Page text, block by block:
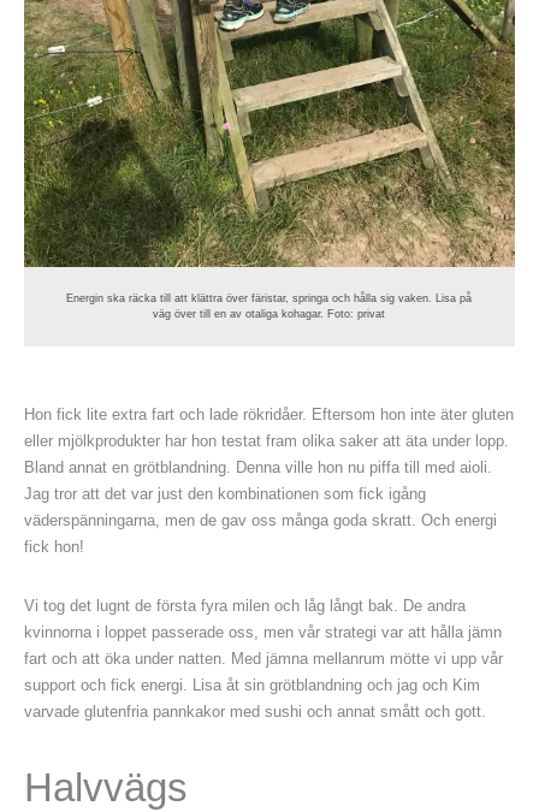
Energin ska räcka till att klättra över färistar, springa och hålla sig vaken. Lisa på
väg över till en av otaliga kohagar. Foto: privat
Hon fick lite extra fart och lade rökridåer. Eftersom hon inte äter gluten
eller mjölkprodukter har hon testat fram olika saker att äta under lopp.
Bland annat en grötblandning. Denna ville hon nu piffa till med aioli.
Jag tror att det var just den kombinationen som fick igång
väderspänningarna, men de gav oss många goda skratt. Och energi
fick hon!
Vi tog det lugnt de första fyra milen och låg långt bak. De andra
kvinnorna i loppet passerade oss, men vår strategi var att hålla jämn
fart och att öka under natten. Med jämna mellanrum mötte vi upp vår
support och fick energi. Lisa åt sin grötblandning och jag och Kim
varvade glutenfria pannkakor med sushi och annat smått och gott.
Halvvägs